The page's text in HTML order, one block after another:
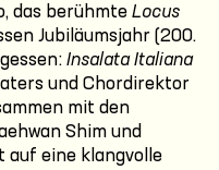
das berühmte Locus
Jubiläumsjahr (200.
Insalata Italiana
und Chordirektor
mit den
Shim und
auf eine klangvolle